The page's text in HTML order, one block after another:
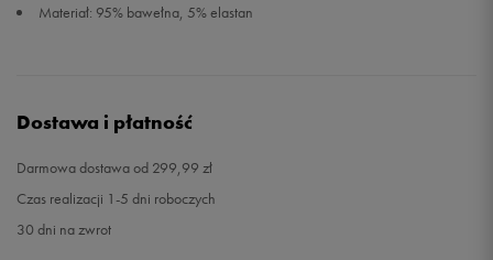
Materiał: 95% bawełna, 5% elastan
Dostawa i płatność
Darmowa dostawa od 299,99 zł
Czas realizacji 1-5 dni roboczych
30 dni na zwrot